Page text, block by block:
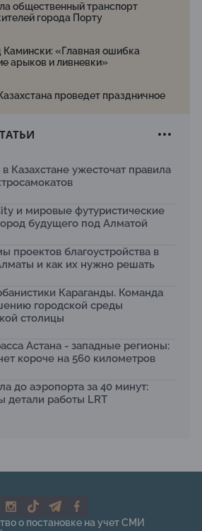
общественный транспорт
города Порту
Камински: «Главная ошибка
арыков и ливневки»
проведет праздничное
строителя
кодекс: что изменилось для
до 31 июля
в «Целинном»
подарили вторую жизнь
благоустроили шесть
рек и моренных озер после
представили
Казахстане ужесточат правила
и мировые футуристические
будущего под Алматой
проектов благоустройства в
и как их нужно решать
Караганды. Команда
городской среды
столицы
Астана - западные регионы:
короче на 560 километров
до аэропорта за 40 минут:
детали работы LRT
о постановке на учет СМИ